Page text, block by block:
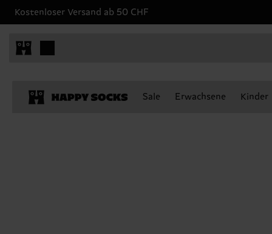
Kostenloser Versand ab 50 CHF
Sale Erwachsene Kinder